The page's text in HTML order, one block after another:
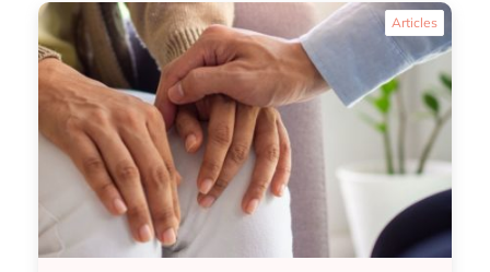
Urne biodégradable Articles